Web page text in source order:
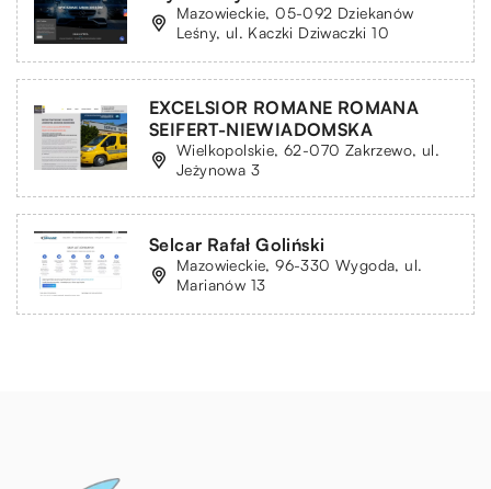
Mazowieckie, 05-092 Dziekanów
Leśny, ul. Kaczki Dziwaczki 10
EXCELSIOR ROMANE ROMANA
SEIFERT-NIEWIADOMSKA
Wielkopolskie, 62-070 Zakrzewo, ul.
Jeżynowa 3
Selcar Rafał Goliński
Mazowieckie, 96-330 Wygoda, ul.
Marianów 13